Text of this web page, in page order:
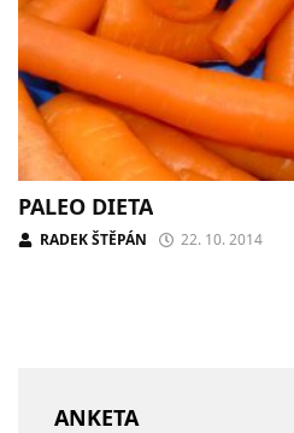
PALEO DIETA
RADEK ŠTĚPÁN 22. 10. 2014
ANKETA